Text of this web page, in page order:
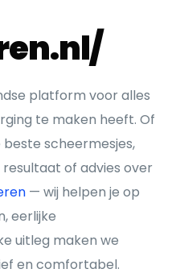
platform voor alles
te maken heeft. Of
scheermesjes,
of advies over
— wij helpen je op
eerlijke
uitleg maken we
en comfortabel.